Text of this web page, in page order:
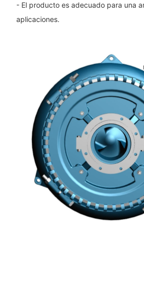
- El producto es adecuado para una
aplicaciones.